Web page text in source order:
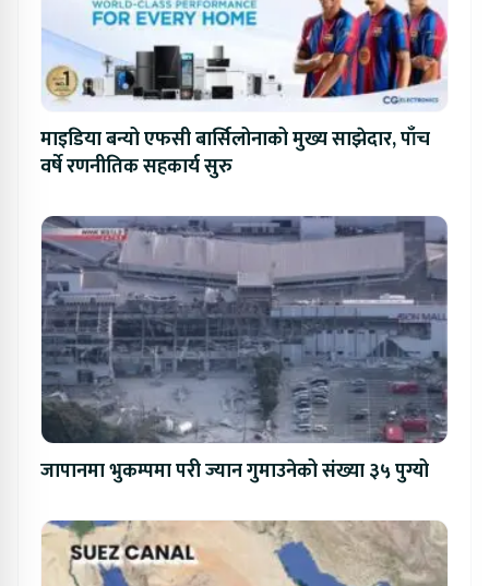
माइडिया बन्यो एफसी बार्सिलोनाको मुख्य साझेदार, पाँच
वर्षे रणनीतिक सहकार्य सुरु
जापानमा भुकम्पमा परी ज्यान गुमाउनेको संख्या ३५ पुग्यो